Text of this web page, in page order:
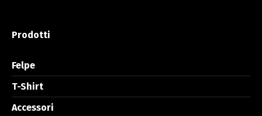
Prodotti
Felpe
T-Shirt
Accessori